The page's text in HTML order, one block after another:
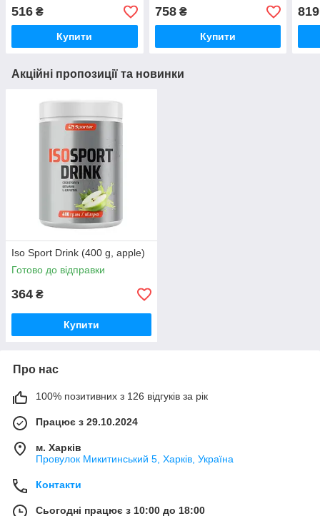
516 ₴
Купити
758₴
Купити
819
Акційні пропозиції та новинки
Iso Sport Drink (400 g, apple)
Готово до відправки
364 ₴
Купити
Про нас
100% позитивних з 126 відгуків за рік
Працює з 29.10.2024
м. Харків
Провулок Микитинський 5, Харків, Україна
Контакти
Сьогодні працює з 10:00 до 18:00